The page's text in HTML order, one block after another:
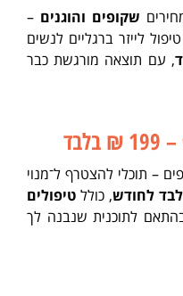
שקופים והוגנים –
לייזר ברגליים לנשים
, עם תוצאה מורגשת כבר
– תוכלי להצטרף ל־מנוי
, כולל טיפולים
שנים (בהתאם לתוכנית שנבנה לך